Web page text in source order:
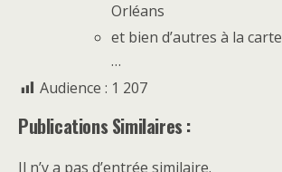
Orléans
et bien d’autres à la carte
…
Audience : 1 207
Publications Similaires :
Il n’y a pas d’entrée similaire.